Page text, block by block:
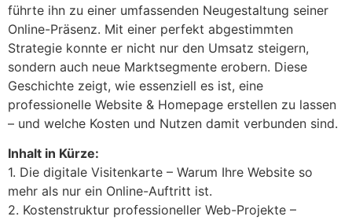
führte ihn zu einer umfassenden Neugestaltung seiner
Online-Präsenz. Mit einer perfekt abgestimmten
Strategie konnte er nicht nur den Umsatz steigern,
sondern auch neue Marktsegmente erobern. Diese
Geschichte zeigt, wie essenziell es ist, eine
professionelle Website & Homepage erstellen zu lassen
– und welche Kosten und Nutzen damit verbunden sind.
Inhalt in Kürze:
1. Die digitale Visitenkarte – Warum Ihre Website so
mehr als nur ein Online-Auftritt ist.
2. Kostenstruktur professioneller Web-Projekte –